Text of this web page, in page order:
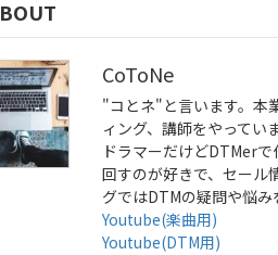
CoToNe
"コとネ"と言います。本
ィング、講師をやっていま
ドラマーだけどDTMer
回すのが好きで、セール
グではDTMの疑問や悩み
Youtube(楽曲用)
Youtube(DTM用)